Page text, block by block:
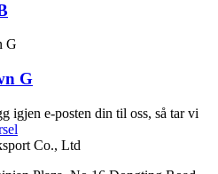
G
igjen e-posten din til oss, så tar vi